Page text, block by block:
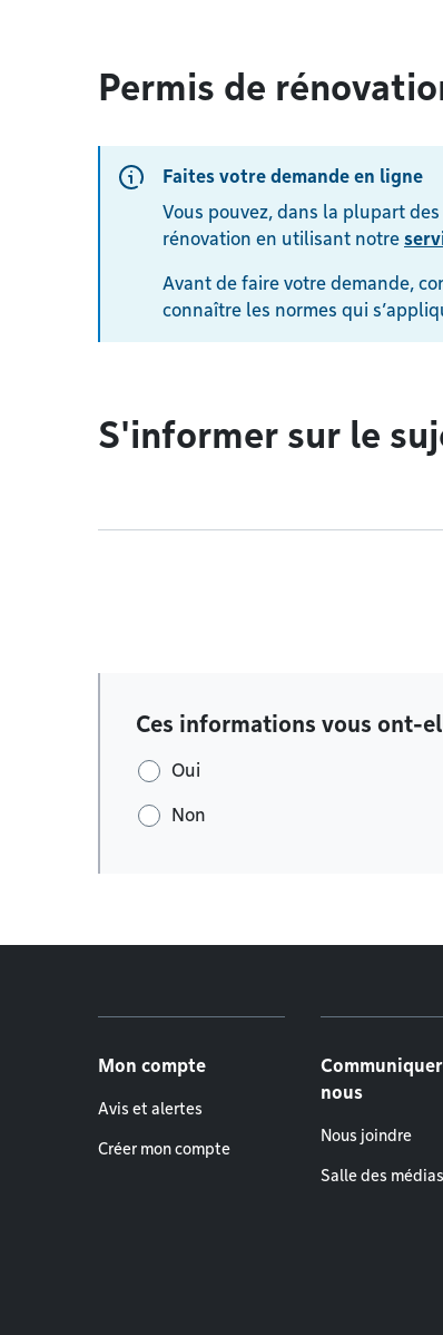
Permis de
Faites votre demande en ligne
Vous pouvez, dans la plupart
rénovation en utilisant notre
Avant de faire votre demande,
connaître les normes qui
S'informer sur le
Ces informations vous ont-
Oui
Non
Mon compte
Avis et alertes
Créer mon compte
nous
Nous joindre
Salle des médias